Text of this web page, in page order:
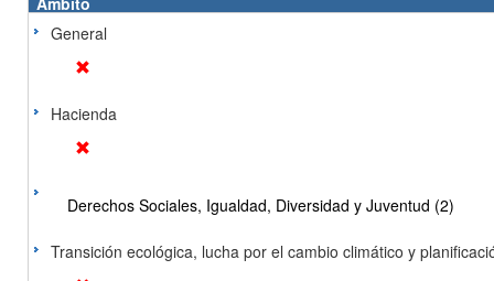
General
Hacienda
Derechos Sociales, Igualdad, Diversidad y Juventud (2)
Transición ecológica, lucha por el cambio climático y